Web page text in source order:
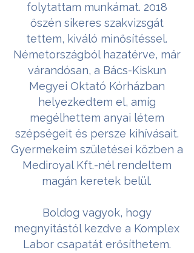
folytattam munkámat. 2018
őszén sikeres szakvizsgát
tettem, kiváló minősítéssel.
Németországból hazatérve, már
várandósan, a Bács-Kiskun
Megyei Oktató Kórházban
helyezkedtem el, amíg
megélhettem anyai létem
szépségeit és persze kihívásait.
Gyermekeim születései közben a
Mediroyal Kft.-nél rendeltem
magán keretek belül.
Boldog vagyok, hogy
megnyitástól kezdve a Komplex
Labor csapatát erősíthetem.